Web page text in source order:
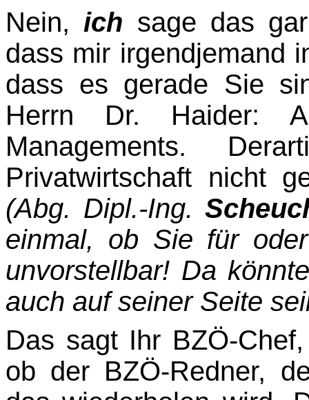
Nein, ich sage das
dass mir irgendjemand
dass es gerade Sie
Herrn Dr. Haider:
Managements.
Privatwirtschaft nicht
(Abg. Dipl.-Ing.
einmal, ob Sie für
unvorstellbar! Da
auch auf seiner Seite
Das sagt Ihr BZÖ-
ob der BZÖ-Redner,